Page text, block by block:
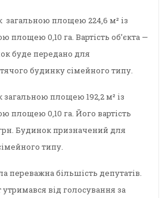
загальною площею 224,6 м² із
площею 0,10 га. Вартість об’єкта —
буде передано для
будинку сімейного типу.
площею 192,2 м² із
площею 0,10 га. Його вартість
грн. Будинок призначений для
типу.
переважна більшість депутатів.
від голосування за